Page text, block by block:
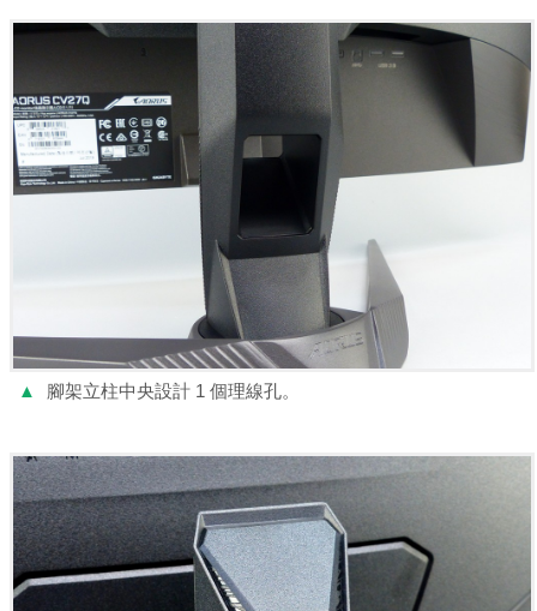
▲ 腳架立柱中央設計 1 個理線孔。